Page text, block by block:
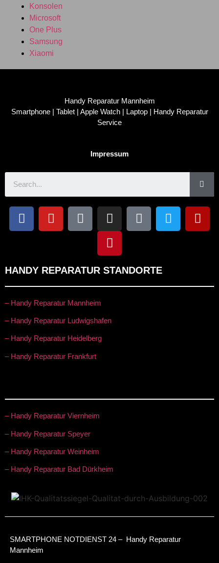
Konsolen
Microsoft
One Plus
Samsung
Xiaomi
Handy Reparatur Mannheim
Smartphone | Tablet | Apple Watch | Laptop | Handy Reparatur
Service
Impressum
HANDY REPARATUR STANDORTE
– Handy Reparatur Mannheim
– Handy Reparatur Ludwigshafen
– Handy Reparatur Heidelberg
– Handy Reparatur Frankfurt
– Handy Reparatur Viernheim
– Handy Reparatur Speyer
– Handy Reparatur Weinheim
– Handy Reparatur Bad Dürkheim
SMARTPHONE NOTDIENST 24 – Handy Reparatur
Mannheim